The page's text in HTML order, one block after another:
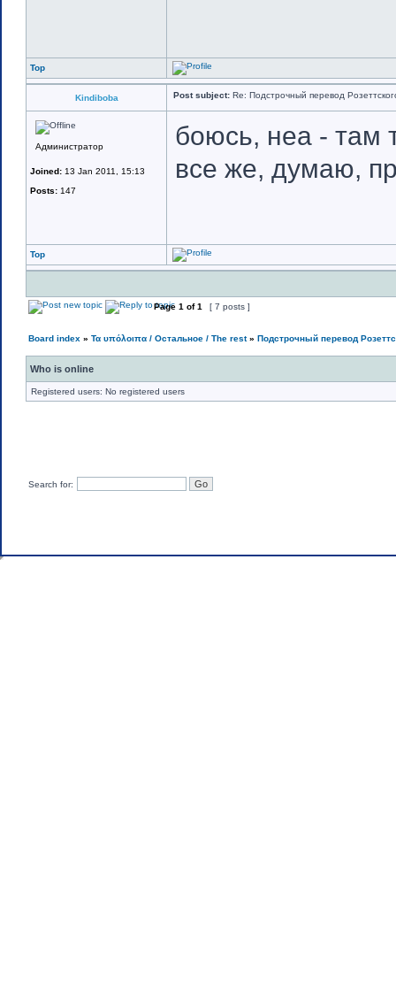
Top
Kindiboba Post subject: Re: Подстрочный перевод
Администратор
Joined: 13 Jan 2011, 15:13
Posts: 147
боюсь, неа - там
все же, думаю,
Top
Page 1 of1 [ 7 posts ]
Board index » Τα υπόλοιπα / Остальное / The rest» Подстрочный перевод
Who is online
Registered users: No registered users
Search for: